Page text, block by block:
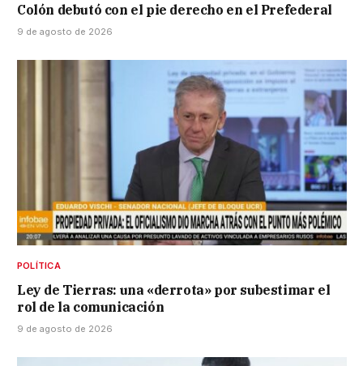
Colón debutó con el pie derecho en el Prefederal
9 de agosto de 2026
POLÍTICA
Ley de Tierras: una «derrota» por subestimar el
rol de la comunicación
9 de agosto de 2026